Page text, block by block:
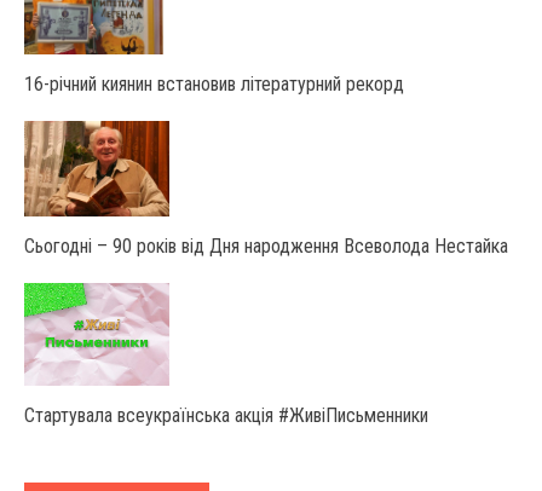
16-річний киянин встановив літературний рекорд
Сьогодні – 90 років від Дня народження Всеволода Нестайка
Стартувала всеукраїнська акція #ЖивіПисьменники